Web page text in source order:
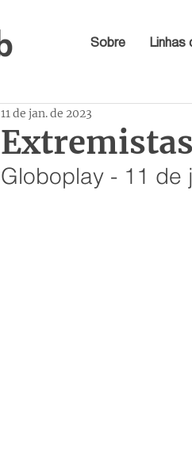
Sobre Linhas
Extremistas
11 de jan. de 2023
Globoplay - 11 de